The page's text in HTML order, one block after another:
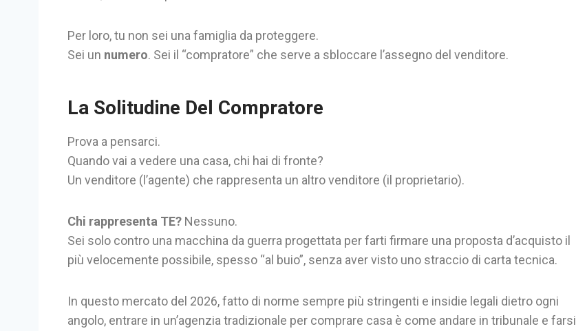
Per loro, tu non sei una famiglia da proteggere.
Sei un numero. Sei il “compratore” che serve a sbloccare l’assegno del venditore.
La Solitudine Del Compratore
Prova a pensarci.
Quando vai a vedere una casa, chi hai di fronte?
Un venditore (l’agente) che rappresenta un altro venditore (il proprietario).
Chi rappresenta TE? Nessuno.
Sei solo contro una macchina da guerra progettata per farti firmare una proposta d’acquisto il
più velocemente possibile, spesso “al buio”, senza aver visto uno straccio di carta tecnica.
In questo mercato del 2026, fatto di norme sempre più stringenti e insidie legali dietro ogni
angolo, entrare in un’agenzia tradizionale per comprare casa è come andare in tribunale e farsi